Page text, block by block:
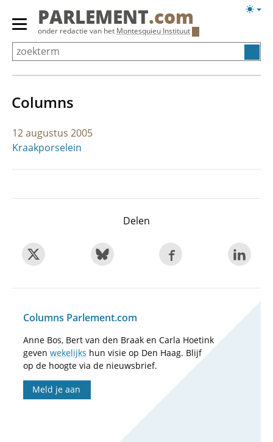
Overslaan
Primair
menu
tonen/verbergen
PARLEMENT.com
onder redactie van het Montesquieu Instituut
Columns
12 augustus 2005
Kraakporselein
Delen
Columns Parlement.com
Anne Bos, Bert van den Braak en Carla Hoetink
geven wekelijks hun visie op Den Haag. Blijf
op de hoogte via de nieuwsbrief.
Meld je aan